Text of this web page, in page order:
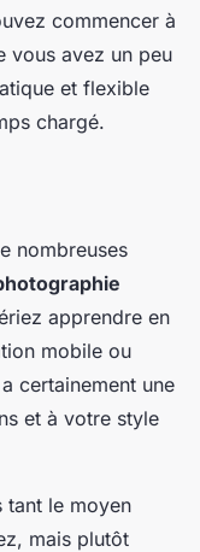
commencer à
vous avez un peu
et flexible
chargé.
nombreuses
apprendre en
mobile ou
certainement une
et à votre style
tant le moyen
mais plutôt